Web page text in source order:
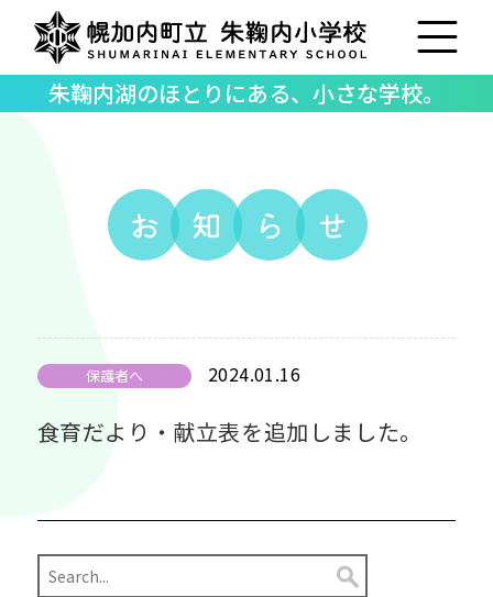
朱鞠内湖のほとりにある、小さな学校。
お 知 ら せ
保護者へ 2024.01.16
食育だより・献立表を追加しました。